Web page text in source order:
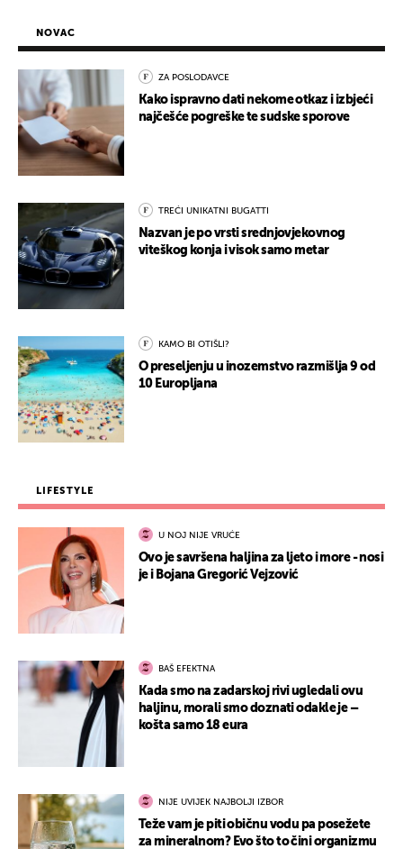
NOVAC
ZA POSLODAVCE
Kako ispravno dati nekome otkaz i izbjeći
najčešće pogreške te sudske sporove
TREĆI UNIKATNI BUGATTI
Nazvan je po vrsti srednjovjekovnog
viteškog konja i visok samo metar
KAMO BI OTIŠLI?
O preseljenju u inozemstvo razmišlja 9 od
10 Europljana
LIFESTYLE
U NOJ NIJE VRUĆE
Ovo je savršena haljina za ljeto i more - nosi
je i Bojana Gregorić Vejzović
BAŠ EFEKTNA
Kada smo na zadarskoj rivi ugledali ovu
haljinu, morali smo doznati odakle je –
košta samo 18 eura
NIJE UVIJEK NAJBOLJI IZBOR
Teže vam je piti običnu vodu pa posežete
za mineralnom? Evo što to čini organizmu